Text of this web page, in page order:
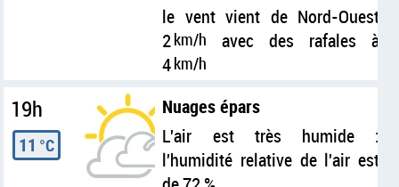
le vent vient de Nord-Ouest
2km/h
avec des rafales à
4km/h
19h
11 °C
Nuages épars
L'air est très humide :
l'humidité relative de l'air est